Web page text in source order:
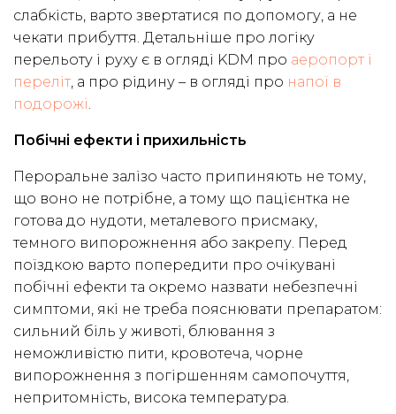
слабкість, варто звертатися по допомогу, а не
чекати прибуття. Детальніше про логіку
перельоту і руху є в огляді KDM про аеропорт і
переліт, а про рідину – в огляді про напої в
подорожі.
Побічні ефекти і прихильність
Пероральне залізо часто припиняють не тому,
що воно не потрібне, а тому що пацієнтка не
готова до нудоти, металевого присмаку,
темного випорожнення або закрепу. Перед
поїздкою варто попередити про очікувані
побічні ефекти та окремо назвати небезпечні
симптоми, які не треба пояснювати препаратом:
сильний біль у животі, блювання з
неможливістю пити, кровотеча, чорне
випорожнення з погіршенням самопочуття,
непритомність, висока температура.